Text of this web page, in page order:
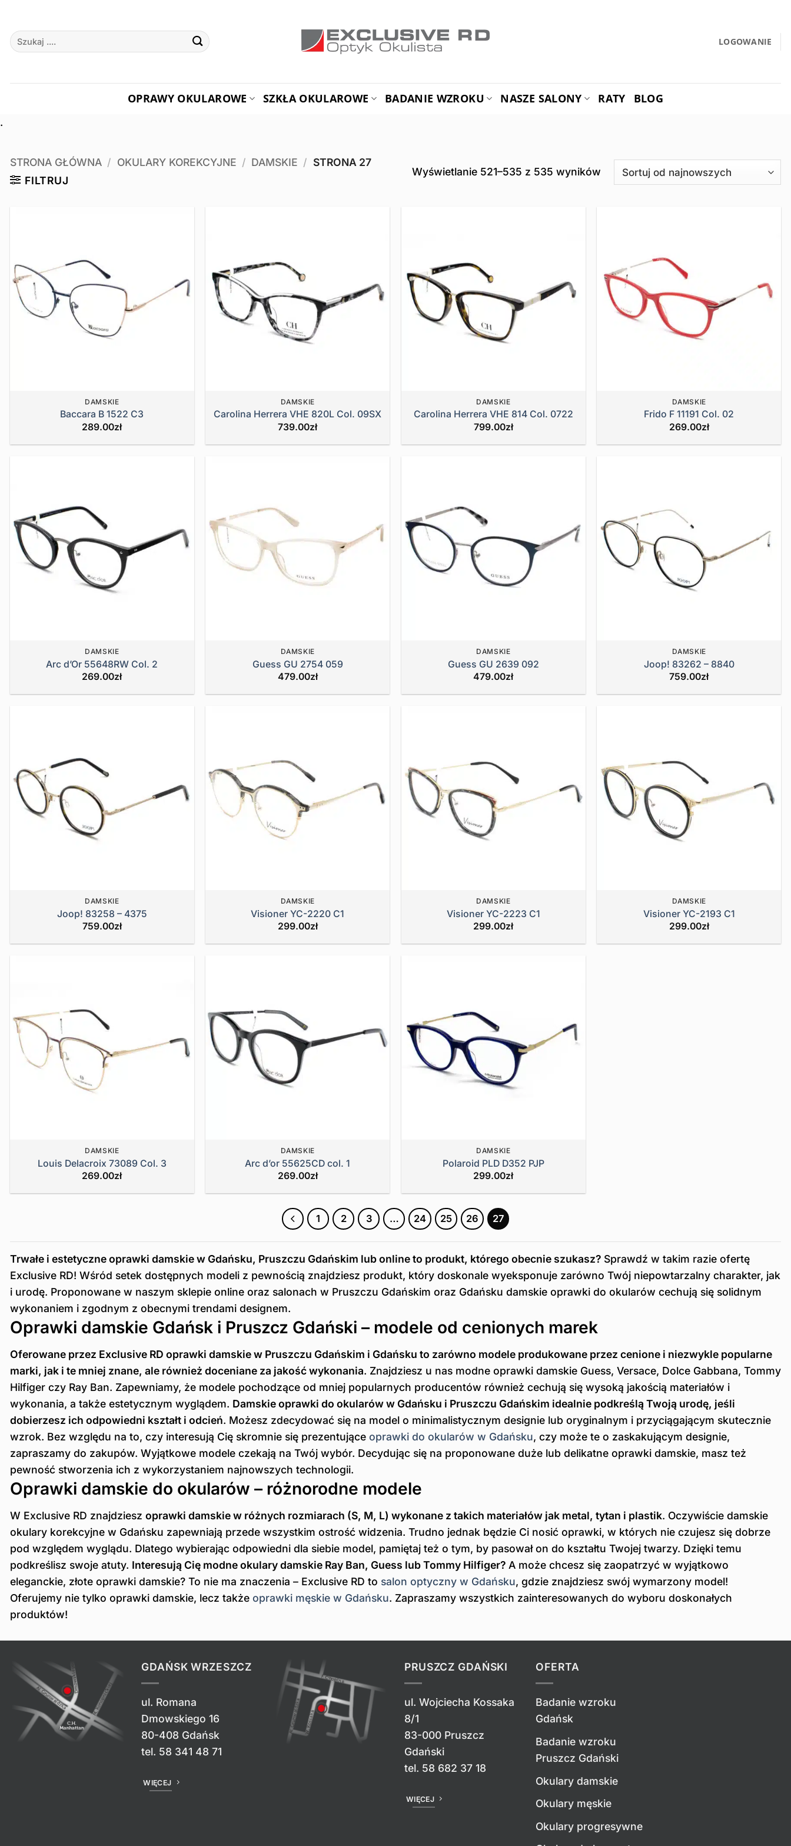
zawartości
Szukaj: LOGOWANIE
OPRAWY OKULAROWE SZKŁA OKULAROWE BADANIE WZROKU NASZE SALONY RATY BLOG
.
STRONA GŁÓWNA / OKULARY KOREKCYJNE / DAMSKIE / STRONA 27
FILTRUJ
Wyświetlanie 521–535 z 535 wynikówPosortowane
według
DAMSKIE
Baccara B 1522 C3
289.00zł
DAMSKIE
Carolina Herrera VHE 820L Col. 09SX
739.00zł
DAMSKIE
Carolina Herrera VHE 814 Col. 0722
799.00zł
DAMSKIE
Frido F 11191 Col. 02
269.00zł
DAMSKIE
Arc d’Or 55648RW Col. 2
269.00zł
DAMSKIE
Guess GU 2754 059
479.00zł
DAMSKIE
Guess GU 2639 092
479.00zł
DAMSKIE
Joop! 83262 – 8840
759.00zł
DAMSKIE
Joop! 83258 – 4375
759.00zł
DAMSKIE
Visioner YC-2220 C1
299.00zł
DAMSKIE
Visioner YC-2223 C1
299.00zł
DAMSKIE
Visioner YC-2193 C1
299.00zł
DAMSKIE
Louis Delacroix 73089 Col. 3
269.00zł
DAMSKIE
Arc d’or 55625CD col. 1
269.00zł
DAMSKIE
Polaroid PLD D352 PJP
299.00zł
1 2 3 … 24 25 26 27
Trwałe i estetyczne oprawki damskie w Gdańsku, Pruszczu Gdańskim lub online to produkt, którego obecnie szukasz? Sprawdź w takim razie ofertę
Exclusive RD! Wśród setek dostępnych modeli z pewnością znajdziesz produkt, który doskonale wyeksponuje zarówno Twój niepowtarzalny charakter, jak
i urodę. Proponowane w naszym sklepie online oraz salonach w Pruszczu Gdańskim oraz Gdańsku damskie oprawki do okularów cechują się solidnym
wykonaniem i zgodnym z obecnymi trendami designem.
Oprawki damskie Gdańsk i Pruszcz Gdański – modele od cenionych marek
Oferowane przez Exclusive RD oprawki damskie w Pruszczu Gdańskim i Gdańsku to zarówno modele produkowane przez cenione i niezwykle popularne
marki, jak i te mniej znane, ale również doceniane za jakość wykonania. Znajdziesz u nas modne oprawki damskie Guess, Versace, Dolce Gabbana, Tommy
Hilfiger czy Ray Ban. Zapewniamy, że modele pochodzące od mniej popularnych producentów również cechują się wysoką jakością materiałów i
wykonania, a także estetycznym wyglądem. Damskie oprawki do okularów w Gdańsku i Pruszczu Gdańskim idealnie podkreślą Twoją urodę, jeśli
dobierzesz ich odpowiedni kształt i odcień. Możesz zdecydować się na model o minimalistycznym designie lub oryginalnym i przyciągającym skutecznie
wzrok. Bez względu na to, czy interesują Cię skromnie się prezentujące oprawki do okularów w Gdańsku, czy może te o zaskakującym designie,
zapraszamy do zakupów. Wyjątkowe modele czekają na Twój wybór. Decydując się na proponowane duże lub delikatne oprawki damskie, masz też
pewność stworzenia ich z wykorzystaniem najnowszych technologii.
Oprawki damskie do okularów – różnorodne modele
W Exclusive RD znajdziesz oprawki damskie w różnych rozmiarach (S, M, L) wykonane z takich materiałów jak metal, tytan i plastik. Oczywiście damskie
okulary korekcyjne w Gdańsku zapewniają przede wszystkim ostrość widzenia. Trudno jednak będzie Ci nosić oprawki, w których nie czujesz się dobrze
pod względem wyglądu. Dlatego wybierając odpowiedni dla siebie model, pamiętaj też o tym, by pasował on do kształtu Twojej twarzy. Dzięki temu
podkreślisz swoje atuty. Interesują Cię modne okulary damskie Ray Ban, Guess lub Tommy Hilfiger? A może chcesz się zaopatrzyć w wyjątkowo
eleganckie, złote oprawki damskie? To nie ma znaczenia – Exclusive RD to salon optyczny w Gdańsku, gdzie znajdziesz swój wymarzony model!
Oferujemy nie tylko oprawki damskie, lecz także oprawki męskie w Gdańsku. Zapraszamy wszystkich zainteresowanych do wyboru doskonałych
produktów!
GDAŃSK WRZESZCZ
ul. Romana
Dmowskiego 16
80-408 Gdańsk
tel. 58 341 48 71
WIĘCEJ
PRUSZCZ GDAŃSKI
ul. Wojciecha Kossaka
8/1
83-000 Pruszcz
Gdański
tel. 58 682 37 18
WIĘCEJ
OFERTA
Badanie wzroku
Gdańsk
Badanie wzroku
Pruszcz Gdański
Okulary damskie
Okulary męskie
Okulary progresywne